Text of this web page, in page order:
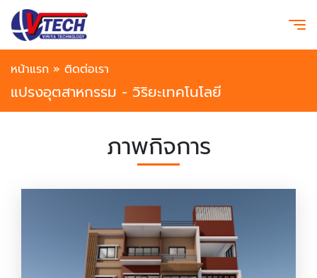
หน้าแรก » ติดต่อเรา
แปรงอุตสาหกรรม - วิริยะเทคโนโลยี
ภาพกิจการ